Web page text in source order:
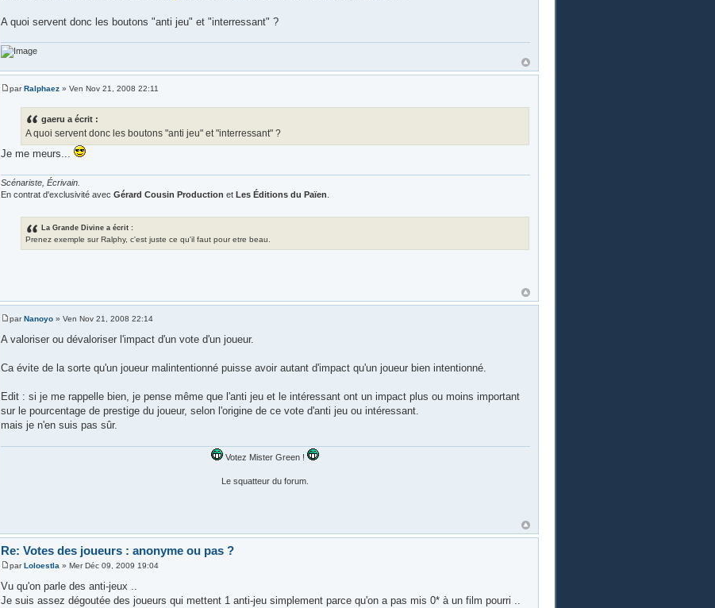
A quoi servent donc les boutons "anti jeu" et "interressant" ?
parRalphaez» Ven Nov 21, 2008 22:11
gaeru a écrit :
A quoi servent donc les boutons "anti jeu" et "interressant" ?
Je me meurs...
Scénariste, Écrivain.
En contrat d'exclusivité avec Gérard Cousin Production et Les Éditions du Païen
La Grande Divine a écrit :
Prenez exemple sur Ralphy, c'est juste ce qu'il faut pour etre beau.
parNanoyo» Ven Nov 21, 2008 22:14
A valoriser ou dévaloriser l'impact d'un vote d'un joueur.
Ca évite de la sorte qu'un joueur malintentionné puisse avoir autant d'impact qu'un joueur bien intentionné.
Edit : si je me rappelle bien, je pense même que l'anti jeu et le intéressant ont un impact plus ou moins important
sur le pourcentage de prestige du joueur, selon l'origine de ce vote d'anti jeu ou intéressant.
mais je n'en suis pas sûr.
Votez Mister Green !
Le squatteur du forum.
Re: Votes des joueurs : anonyme ou pas ?
parLoloestla » Mer Déc 09, 2009 19:04
Vu qu'on parle des anti-jeux ..
Je suis assez dégoutée des joueurs qui mettent 1 anti-jeu simplement parce qu'on a pas mis 0* à un film pourri ..